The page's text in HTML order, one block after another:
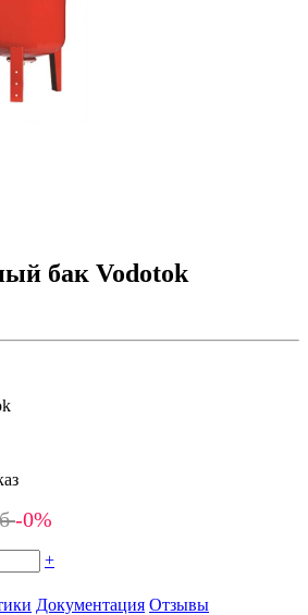
бак Vodotok
-0%
+
Документация Отзывы